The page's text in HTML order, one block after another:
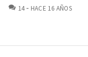
14 COMENTARIOS
HACE 16 AÑOS